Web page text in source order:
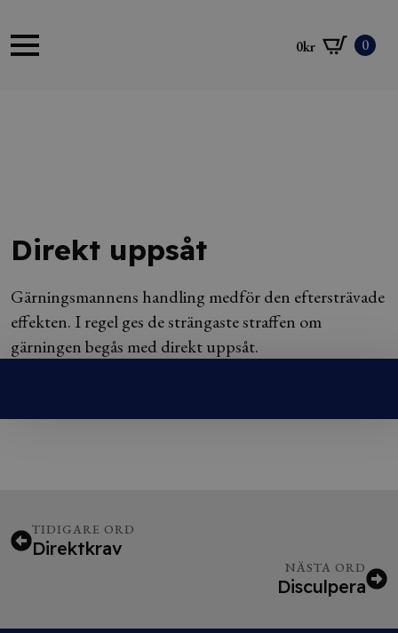
0kr 0
Direkt uppsåt
Gärningsmannens handling medför den eftersträvade
effekten. I regel ges de strängaste straffen om
gärningen begås med direkt uppsåt.
TIDIGARE ORD
Direktkrav
NÄSTA ORD
Disculpera